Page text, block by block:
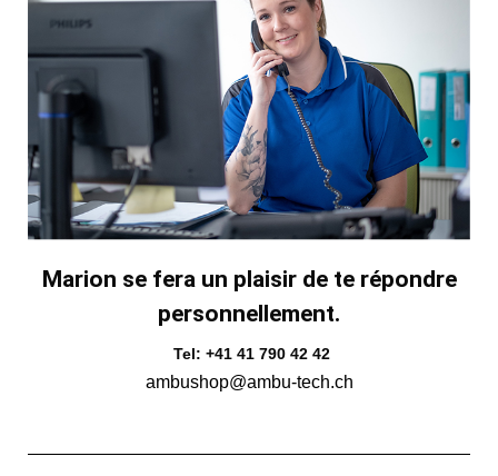
Marion se fera un plaisir de te répondre
personnellement.
Tel: +41 41 790 42 42
ambushop@ambu-tech.ch